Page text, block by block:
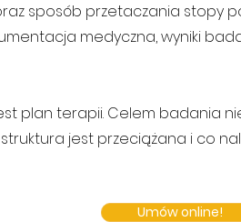
sposób przetaczania stopy
medyczna, wyniki
plan terapii. Celem badania
jest przeciążana i co
Umów online!